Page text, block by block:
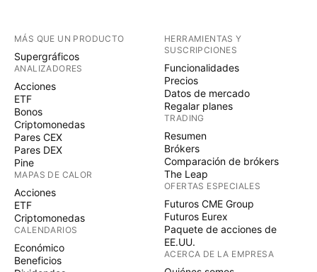
MÁS QUE UN PRODUCTO
Supergráficos
ANALIZADORES
Acciones
ETF
Bonos
Criptomonedas
Pares CEX
Pares DEX
Pine
MAPAS DE CALOR
Acciones
ETF
Criptomonedas
CALENDARIOS
Económico
Beneficios
HERRAMIENTAS Y
SUSCRIPCIONES
Funcionalidades
Precios
Datos de mercado
Regalar planes
TRADING
Resumen
Brókers
Comparación de brókers
The Leap
OFERTAS ESPECIALES
Futuros CME Group
Futuros Eurex
Paquete de acciones de
EE.UU.
ACERCA DE LA EMPRESA